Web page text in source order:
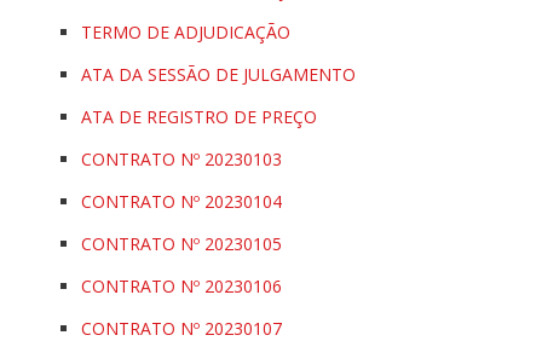
TERMO DE ADJUDICAÇÃO
ATA DA SESSÃO DE JULGAMENTO
ATA DE REGISTRO DE PREÇO
CONTRATO Nº 20230103
CONTRATO Nº 20230104
CONTRATO Nº 20230105
CONTRATO Nº 20230106
CONTRATO Nº 20230107